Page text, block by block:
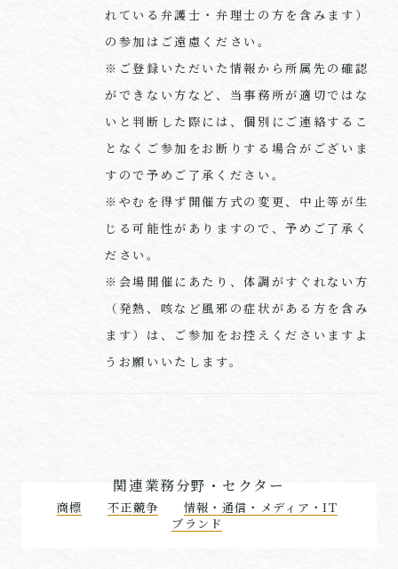
れている弁護士・弁理士の方を含みます）
の参加はご遠慮ください。
※ご登録いただいた情報から所属先の確認
ができない方など、当事務所が適切ではな
いと判断した際には、個別にご連絡するこ
となくご参加をお断りする場合がございま
すので予めご了承ください。
※やむを得ず開催方式の変更、中止等が生
じる可能性がありますので、予めご了承く
ださい。
※会場開催にあたり、体調がすぐれない方
（発熱、咳など風邪の症状がある方を含み
ます）は、ご参加をお控えくださいますよ
うお願いいたします。
関連業務分野・セクター
商標 不正競争
情報・通信・メディア・IT
ブランド